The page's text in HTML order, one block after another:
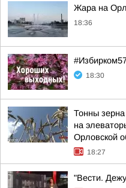
Жара на
18:36
18:30
Тонны зерна
на
Орловской
18:27
"Вести.